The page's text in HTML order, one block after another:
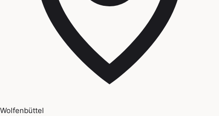
Wolfenbüttel